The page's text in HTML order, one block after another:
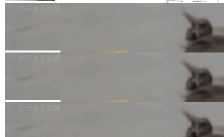
计是基于早期模型的能力—...
可以用来分析、提炼、审阅、建议，但不能用来
不得生成涉及安全性的关键变更，除非作者本身
有限公司披露IPO发行价格及战略配售结果，杭
36个月。 公告显示，本次宇树科技战略配售对
员工参与设立的专项资产管理计划。其中，Dee
白开水不加糖
Bug fixes and enhancements 修复多次传递同
一个回归问题，该问题导致拉取镜像时会拒绝包
白开水不加糖
e 孵化器项目管理委员会（IPMC）投票中获得
白开水不加糖